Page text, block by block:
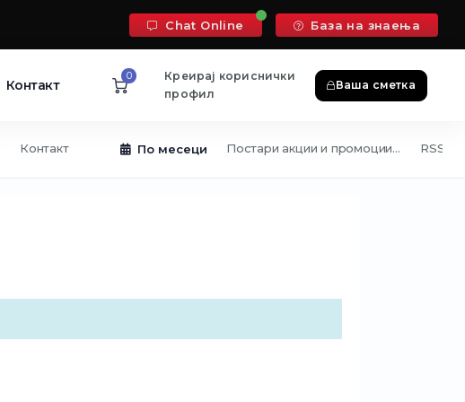
Chat Online База на знаења
Контакт
0
Креирај кориснички
профил
Ваша сметка
Контакт По месеци Постари акции и промоции... RSS